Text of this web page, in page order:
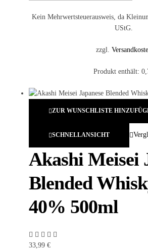
Kein Mehrwertsteuerausweis, da
UStG.
zzgl.
Produkt enthält:
ZUR WUNSCHLISTE
SCHNELLANSICHT
Akashi Meisei
Blended
40% 500ml
33,99 €